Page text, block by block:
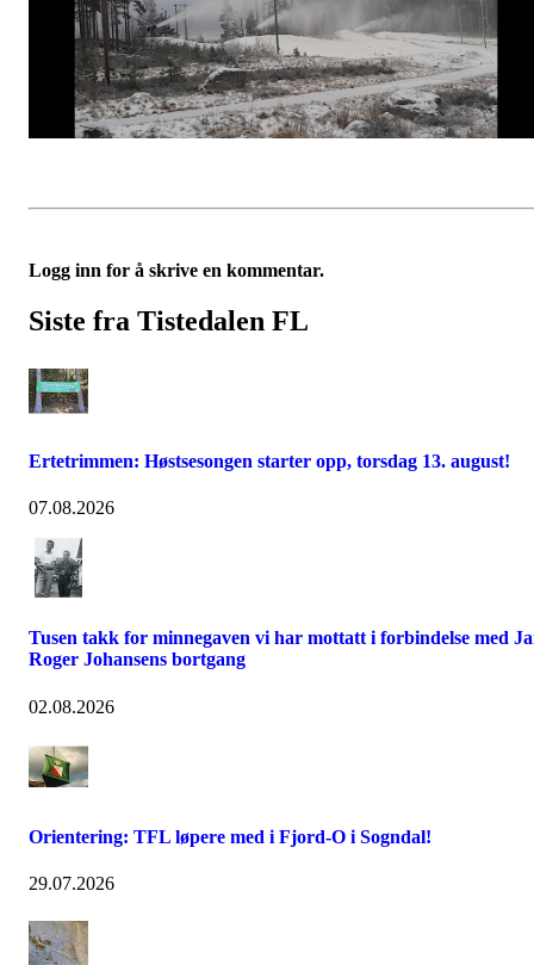
Logg inn for å skrive en kommentar.
Siste fra Tistedalen FL
Ertetrimmen: Høstsesongen starter opp, torsdag 13. august!
07.08.2026
Tusen takk for minnegaven vi har mottatt i forbindelse med
Roger Johansens bortgang
02.08.2026
Orientering: TFL løpere med i Fjord-O i Sogndal!
29.07.2026